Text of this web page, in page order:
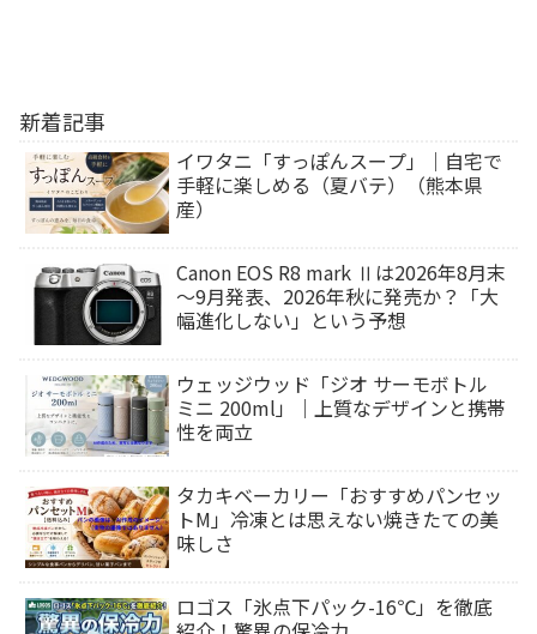
新着記事
イワタニ「すっぽんスープ」｜自宅で
手軽に楽しめる（夏バテ）（熊本県
産）
Canon EOS R8 mark Ⅱは2026年8月末
～9月発表、2026年秋に発売か？「大
幅進化しない」という予想
ウェッジウッド「ジオ サーモボトル
ミニ 200ml」｜上質なデザインと携帯
性を両立
タカキベーカリー「おすすめパンセッ
トM」冷凍とは思えない焼きたての美
味しさ
ロゴス「氷点下パック-16℃」を徹底